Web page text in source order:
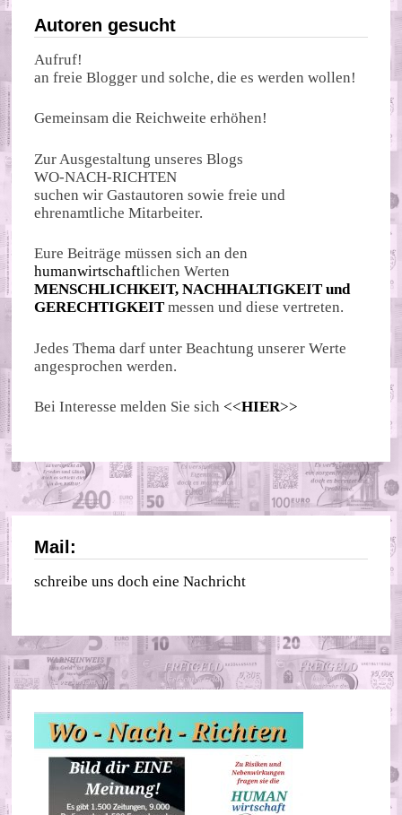
Autoren gesucht
Aufruf!
an freie Blogger und solche, die es werden wollen!
Gemeinsam die Reichweite erhöhen!
Zur Ausgestaltung unseres Blogs
WO-NACH-RICHTEN
suchen wir Gastautoren sowie freie und
ehrenamtliche Mitarbeiter.
Eure Beiträge müssen sich an den
humanwirtschaftlichen Werten
MENSCHLICHKEIT, NACHHALTIGKEIT und
GERECHTIGKEIT messen und diese vertreten.
Jedes Thema darf unter Beachtung unserer Werte
angesprochen werden.
Bei Interesse melden Sie sich <<HIER>>
Mail:
schreibe uns doch eine Nachricht